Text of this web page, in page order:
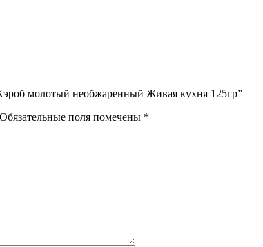
молотый необжаренный Живая кухня 125гр”
Обязательные поля помечены *